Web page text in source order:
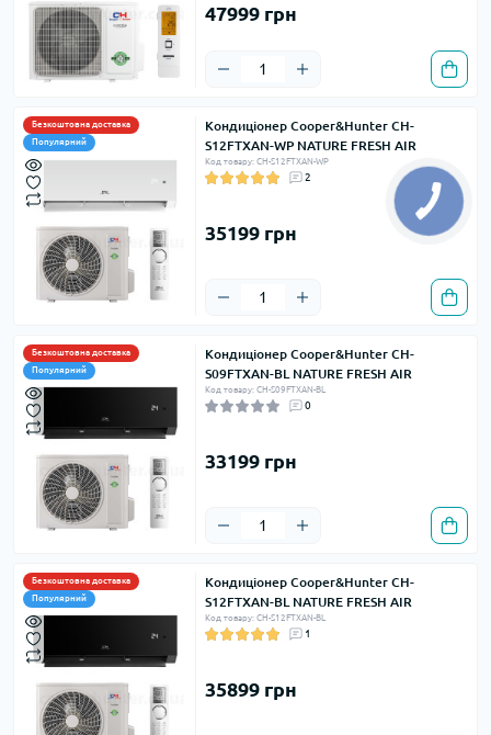
47999 грн
Безкоштовна доставка
Популярний
Кондиціонер Cooper&Hunter CH-
S12FTXAN-WP NATURE FRESH AIR
Код товару: CH-S12FTXAN-WP
2
35199 грн
Безкоштовна доставка
Популярний
Кондиціонер Cooper&Hunter CH-
S09FTXAN-BL NATURE FRESH AIR
Код товару: CH-S09FTXAN-BL
0
33199 грн
Безкоштовна доставка
Популярний
Кондиціонер Cooper&Hunter CH-
S12FTXAN-BL NATURE FRESH AIR
Код товару: CH-S12FTXAN-BL
1
35899 грн